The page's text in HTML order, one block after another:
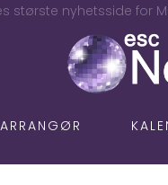
største nyhetsside for
ARRANGØR